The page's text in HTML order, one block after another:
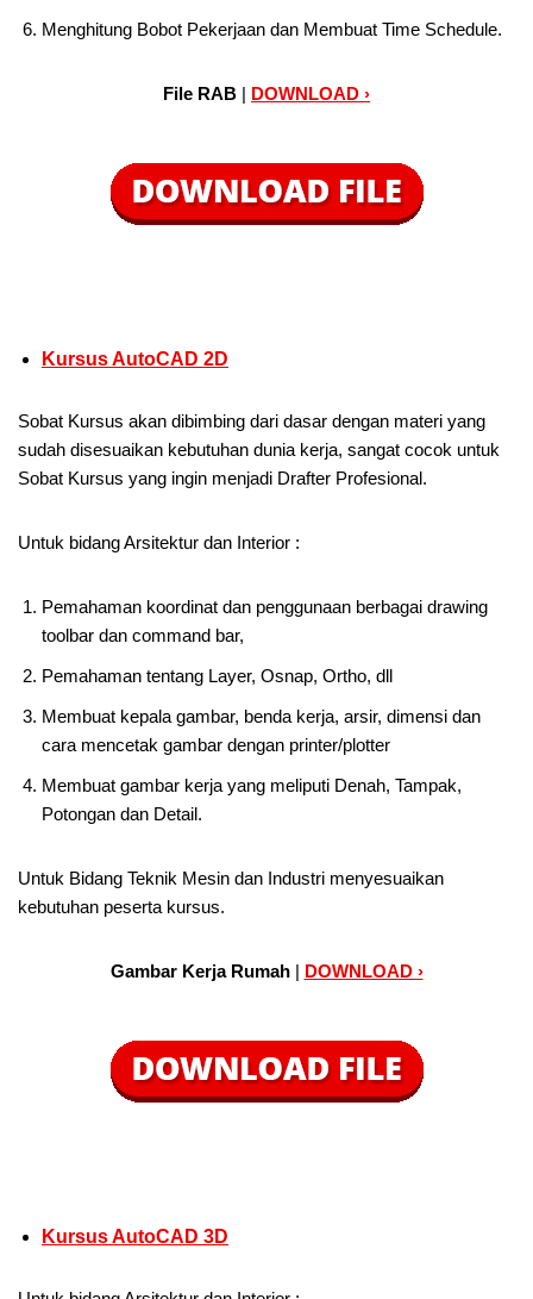
Menghitung Bobot Pekerjaan dan Membuat Time Schedule.
File RAB | DOWNLOAD ›
Kursus AutoCAD 2D
Sobat Kursus akan dibimbing dari dasar dengan materi yang
sudah disesuaikan kebutuhan dunia kerja, sangat cocok untuk
Sobat Kursus yang ingin menjadi Drafter Profesional.
Untuk bidang Arsitektur dan Interior :
Pemahaman koordinat dan penggunaan berbagai drawing
toolbar dan command bar,
Pemahaman tentang Layer, Osnap, Ortho, dll
Membuat kepala gambar, benda kerja, arsir, dimensi dan
cara mencetak gambar dengan printer/plotter
Membuat gambar kerja yang meliputi Denah, Tampak,
Potongan dan Detail.
Untuk Bidang Teknik Mesin dan Industri menyesuaikan
kebutuhan peserta kursus.
Gambar Kerja Rumah | DOWNLOAD ›
Kursus AutoCAD 3D